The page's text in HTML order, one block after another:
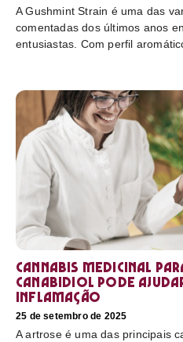
A Gushmint Strain é uma das
comentadas dos últimos anos
entusiastas. Com perfil
Cannabis medicinal
canabidiol pode
inflamação
25 de setembro de 2025
A artrose é uma das principais